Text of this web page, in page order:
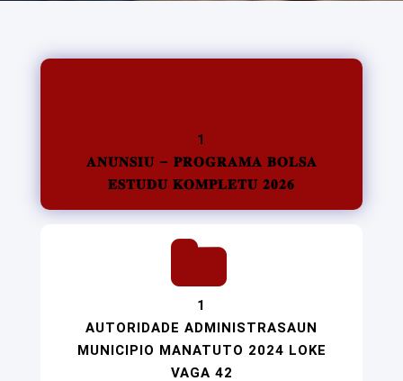
1
𝐀𝐍𝐔́𝐍𝐒𝐈𝐔 – 𝐏𝐑𝐎𝐆𝐑𝐀𝐌𝐀 𝐁𝐎𝐋𝐒𝐀
𝐄𝐒𝐓𝐔𝐃𝐔 𝐊𝐎𝐌𝐏𝐋𝐄𝐓𝐔 𝟐𝟎𝟐𝟔
1
AUTORIDADE ADMINISTRASAUN
MUNICIPIO MANATUTO 2024 LOKE
VAGA 42